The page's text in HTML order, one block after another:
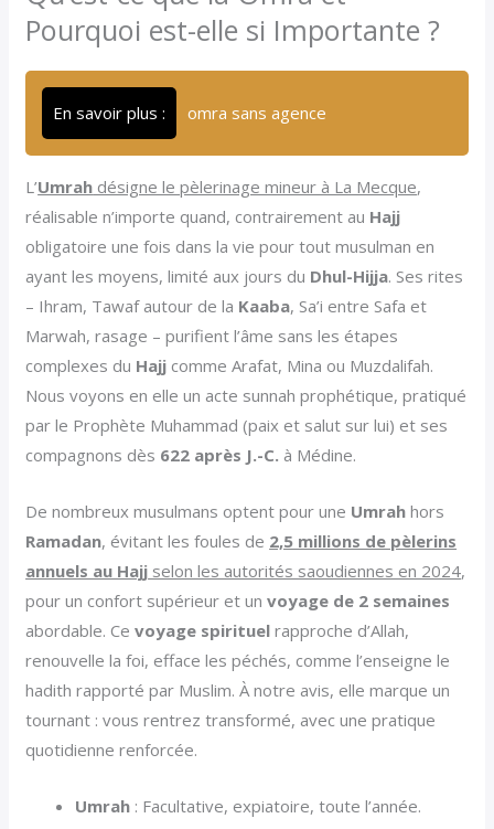
Pourquoi est-elle si Importante ?
En savoir plus : omra sans agence
L’Umrah désigne le pèlerinage mineur à La Mecque,
réalisable n’importe quand, contrairement au Hajj
obligatoire une fois dans la vie pour tout musulman en
ayant les moyens, limité aux jours du Dhul-Hijja. Ses rites
– Ihram, Tawaf autour de la Kaaba, Sa’i entre Safa et
Marwah, rasage – purifient l’âme sans les étapes
complexes du Hajj comme Arafat, Mina ou Muzdalifah.
Nous voyons en elle un acte sunnah prophétique, pratiqué
par le Prophète Muhammad (paix et salut sur lui) et ses
compagnons dès 622 après J.-C. à Médine.
De nombreux musulmans optent pour une Umrah hors
Ramadan, évitant les foules de 2,5 millions de pèlerins
annuels au Hajj selon les autorités saoudiennes en 2024,
pour un confort supérieur et unvoyage de 2 semaines
abordable. Cevoyage spirituel rapproche d’Allah,
renouvelle la foi, efface les péchés, comme l’enseigne le
hadith rapporté par Muslim. À notre avis, elle marque un
tournant : vous rentrez transformé, avec une pratique
quotidienne renforcée.
Umrah : Facultative, expiatoire, toute l’année.